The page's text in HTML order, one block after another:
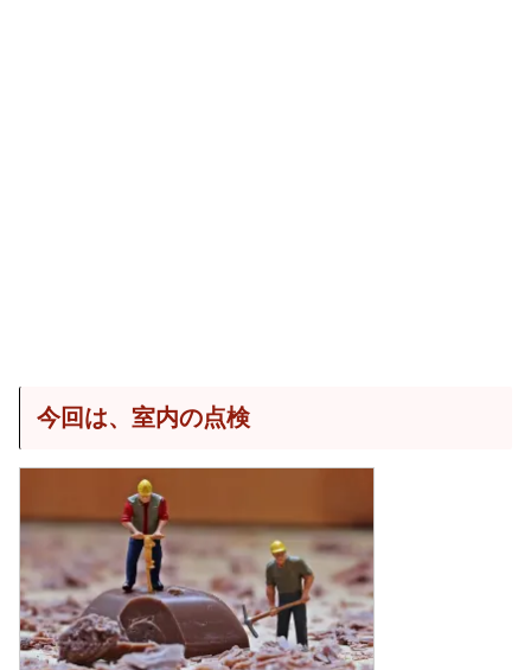
今回は、室内の点検